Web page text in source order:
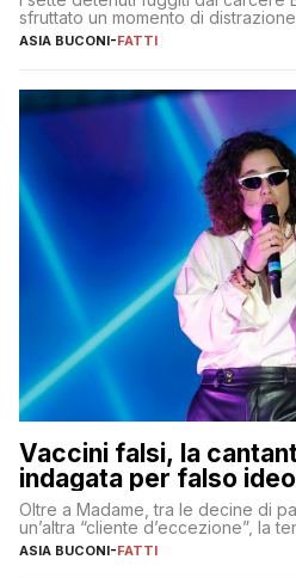
sfruttato un momento di
ASIA BUCONI-FATTI
Vaccini falsi, la
indagata per falso
Oltre a Madame, tra le decine di
un’altra “cliente d’eccezione”, la
ASIA BUCONI-FATTI